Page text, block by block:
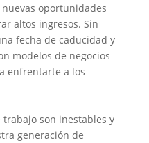
oportunidades
altos ingresos. Sin
fecha de caducidad y
modelos de negocios
enfrentarte a los
son inestables y
generación de